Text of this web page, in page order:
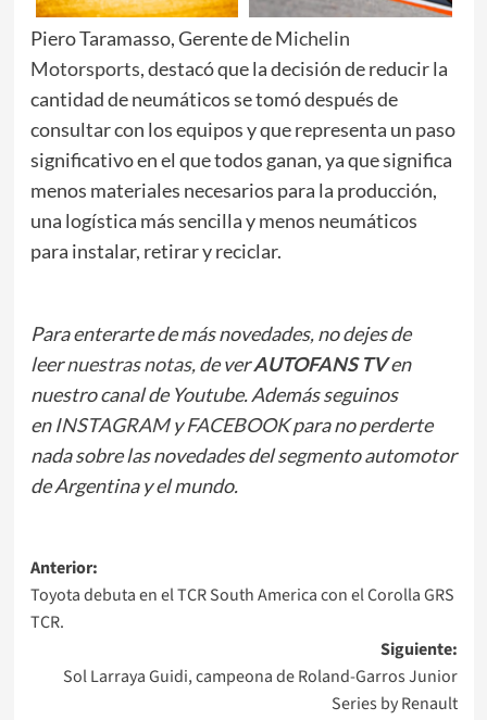
Piero Taramasso, Gerente deMichelin
Motorsports, destacó que la decisión de reducir la
cantidad de neumáticos se tomó después de
consultar con los equipos y que representa un paso
significativo en el que todos ganan, ya que significa
menos materiales necesarios para la producción,
una logística más sencilla y menos neumáticos
para instalar, retirar y reciclar.
Para enterarte de más novedades, no dejes de
leernuestras notas, de ver AUTOFANS TVen
nuestro canal de Youtube. Además seguinos
enINSTAGRAMyFACEBOOKpara no perderte
nada sobre las novedades del segmento automotor
de Argentina y el mundo.
Navegación
de
entradas
Anterior:
Toyota debuta en el TCR South America con el Corolla GRS
TCR.
Siguiente:
Sol Larraya Guidi, campeona de Roland-Garros Junior
Series by Renault